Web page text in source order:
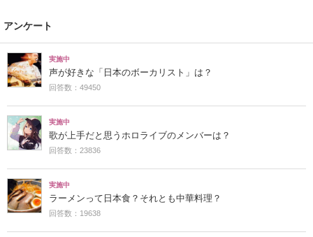
アンケート
実施中
声が好きな「日本のボーカリスト」は？
回答数：49450
実施中
歌が上手だと思うホロライブのメンバーは？
回答数：23836
実施中
ラーメンって日本食？それとも中華料理？
回答数：19638